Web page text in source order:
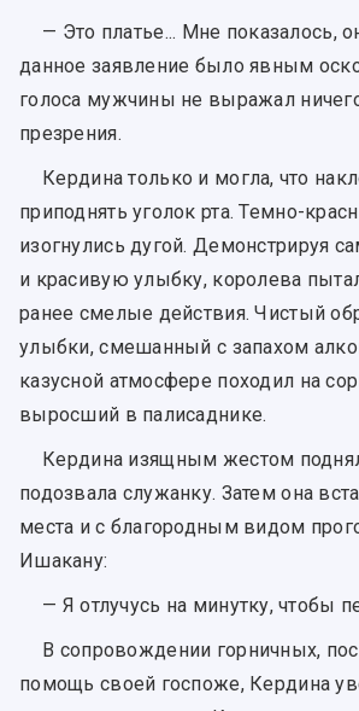
— Это платье... Мне показалось,
данное заявление было явным
голоса мужчины не выражал
презрения.
Кердина только и могла, что
приподнять уголок рта. Темно-
изогнулись дугой. Демонстрируя
и красивую улыбку, королева
ранее смелые действия. Чистый
улыбки, смешанный с запахом
казусной атмосфере походил на
выросший в палисаднике.
Кердина изящным жестом
подозвала служанку. Затем она
места и с благородным видом
Ишакану:
— Я отлучусь на минутку, чтобы
В сопровождении горничных,
помощь своей госпоже, Кердина